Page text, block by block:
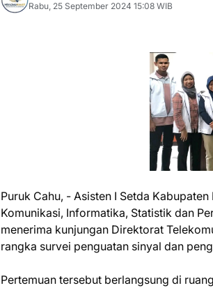
Rabu, 25 September 2024 15:08 WIB
Puruk Cahu, - Asisten I Setda
Komunikasi, Informatika, Statistik dan
menerima kunjungan Direktorat
rangka survei penguatan sinyal dan
Pertemuan tersebut berlangsung di